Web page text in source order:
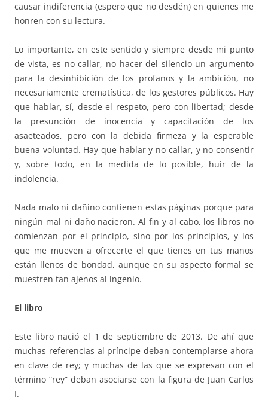
causar indiferencia (espero que no desdén) en quienes me
honren con su lectura.
Lo importante, en este sentido y siempre desde mi punto
de vista, es no callar, no hacer del silencio un argumento
para la desinhibición de los profanos y la ambición, no
necesariamente crematística, de los gestores públicos. Hay
que hablar, sí, desde el respeto, pero con libertad; desde
la presunción de inocencia y capacitación de los
asaeteados, pero con la debida firmeza y la esperable
buena voluntad. Hay que hablar y no callar, y no consentir
y, sobre todo, en la medida de lo posible, huir de la
indolencia.
Nada malo ni dañino contienen estas páginas porque para
ningún mal ni daño nacieron. Al fin y al cabo, los libros no
comienzan por el principio, sino por los principios, y los
que me mueven a ofrecerte el que tienes en tus manos
están llenos de bondad, aunque en su aspecto formal se
muestren tan ajenos al ingenio.
El libro
Este libro nació el 1 de septiembre de 2013. De ahí que
muchas referencias al príncipe deban contemplarse ahora
en clave de rey; y muchas de las que se expresan con el
término “rey” deban asociarse con la figura de Juan Carlos
I.